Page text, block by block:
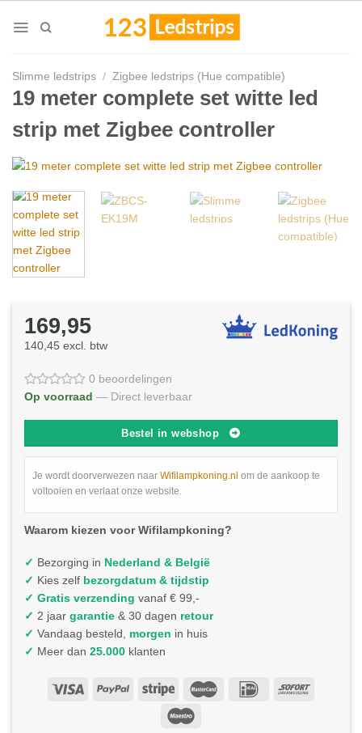
Slimme ledstrips / Zigbee ledstrips (Hue compatible)
19 meter complete set witte led
strip met Zigbee controller
169,95
140,45 excl. btw
0 beoordelingen
Op voorraad — Direct leverbaar
Bestel in webshop
Je wordt doorverwezen naar Wifilampkoning.nl om de aankoop te
voltooien en verlaat onze website.
Waarom kiezen voor Wifilampkoning?
✓ Bezorging in Nederland & België
✓ Kies zelf bezorgdatum & tijdstip
✓ Gratis verzending vanaf € 99,-
✓ 2 jaar garantie & 30 dagen retour
✓ Vandaag besteld, morgen in huis
✓ Meer dan 25.000 klanten